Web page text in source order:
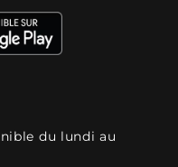
du lundi au